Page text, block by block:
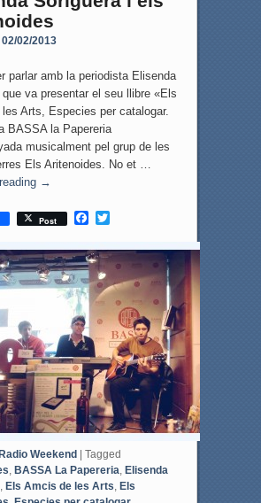
02/02/2013
parlar amb la periodista Elisenda
que va presentar el seu llibre «Els
Arts, Especies per catalogar.
BASSA la Papereria
musicalment pel grup de les
Els Aritenoides. No et …
→
Post
F
e
b
o
o
T
t
e
Radio Weekend
Tagged
, BASSA La Papereria, Elisenda
, Els Amcis de les Arts, Els